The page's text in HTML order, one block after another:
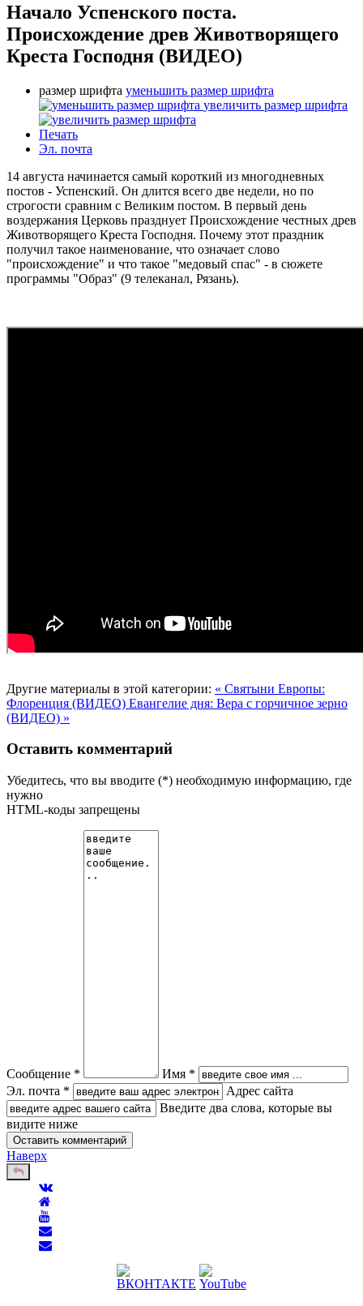
Начало Успенского поста.
Происхождение древ Животворящего
Креста Господня (ВИДЕО)
размер шрифта уменьшить размер шрифта
увеличить размер шрифта
Печать
Эл. почта
14 августа начинается самый короткий из многодневных
постов - Успенский. Он длится всего две недели, но по
строгости сравним с Великим постом. В первый день
воздержания Церковь празднует Происхождение честных древ
Животворящего Креста Господня. Почему этот праздник
получил такое наименование, что означает слово
"происхождение" и что такое "медовый спас" - в сюжете
программы "Образ" (9 телеканал, Рязань).
Другие материалы в этой категории: « Святыни Европы:
Флоренция (ВИДЕО) Евангелие дня: Вера с горчичное зерно
(ВИДЕО) »
Оставить комментарий
Убедитесь, что вы вводите (*) необходимую информацию, где
нужно
HTML-коды запрещены
Сообщение *
Имя *
Эл. почта *
Адрес сайта
Введите два слова, которые вы
видите ниже
Наверх